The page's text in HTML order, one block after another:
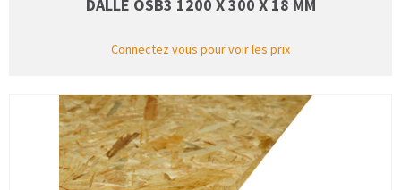
DALLE OSB3 1200 X 300 X 18 MM
Connectez vous pour voir les prix